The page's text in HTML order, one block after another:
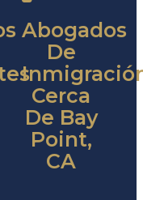
Abogados
De
Cerca
De Bay
Point,
CA